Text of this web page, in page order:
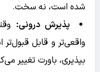
شده است، نه سخت.
پذیرش درونی:
واقعی‌تر و قابل
بپذیری، باورت تغییر